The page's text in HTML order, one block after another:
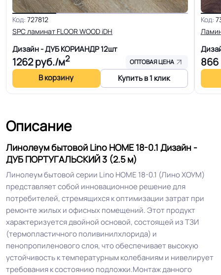
Область применения
Для пола, Для дома, Для спальни,
Для модульных зданий, Для
квартиры, Для строителей, Для
магазинов, Для жилых зон, Для
оптовых продаж на объекты
Допуск изменения
+-10% мм
В3, Д3, Т3, РП2
Класс 21 кл.
Устойчивость к химии Нормальная
Особенности
коллекции
Самый бюджетный вид с теплым
основанием ПВХ + текстиль
Защитный слой 0.15 мм (150) мкм
Код: 727812
SPC ламинат FLOOR WOOD iDH
Дизайн - ДУБ КОРИАНДР12шт
1262руб./м2 ОПТОВАЯ ЦЕНА
В корзину Купить в 1 клик
Код:
866
Описание
Линолеум бытовой Lino HOME 18-0.1 Дизайн -
ДУБ ПОРТУГАЛЬСКИЙ 3 (2.5 м)
Линолеум бытовой серии Lino HOME 18-0.1 (Лино ХОУМ)
представляет собой инновационное решение для
потребителей, стремящихся к оптимизации затрат при
ремонте жилых и офисных помещений. Этот продукт
характеризуется двойной основой, состоящей из ТЗИ
(термопластичного поливинилхлорида) и
пенопропиленового слоя, что обеспечивает высокую
устойчивость к температурным колебаниям и нивелирует
требования к состоянию подложки.Монтаж данного